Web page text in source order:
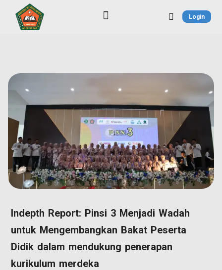
Login
Indepth Report: Pinsi 3 Menjadi Wadah
untuk Mengembangkan Bakat Peserta
Didik dalam mendukung penerapan
kurikulum merdeka